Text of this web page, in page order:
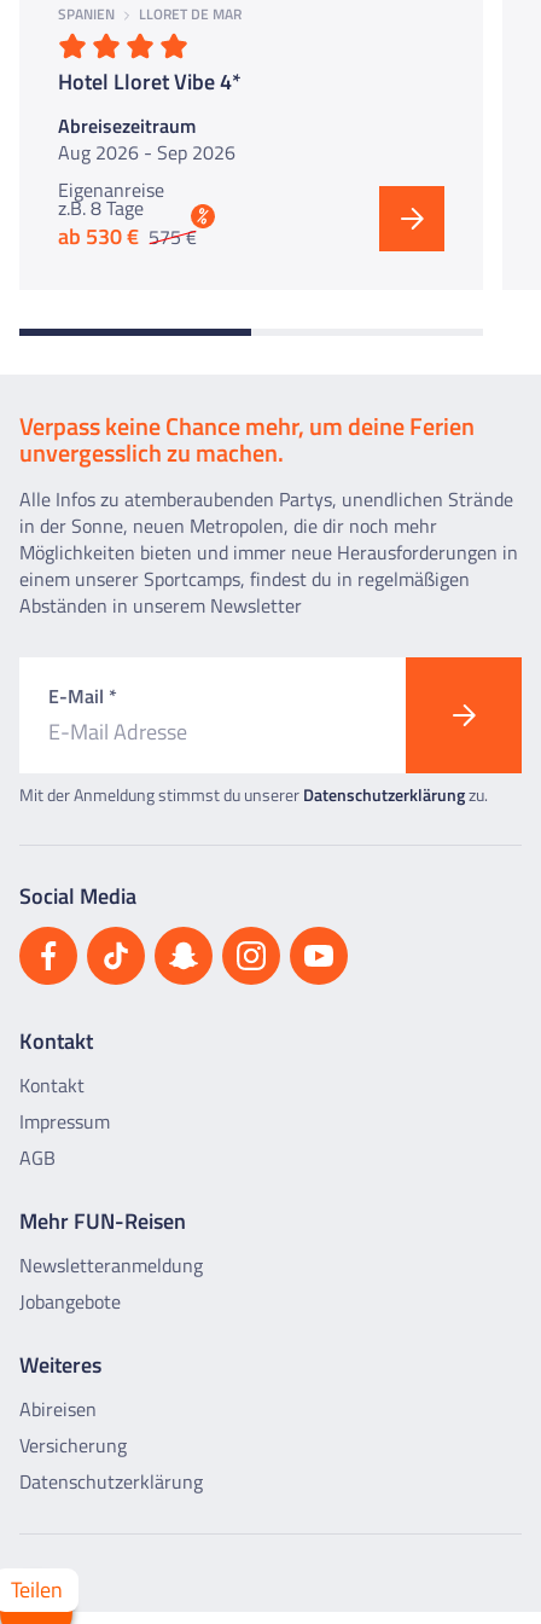
SPANIEN LLORET DE MAR
Hotel Lloret Vibe 4*
Abreisezeitraum
Aug 2026 - Sep 2026
Eigenanreise
z.B. 8 Tage
ab 530 € 575 €
%
Verpass keine Chance mehr, um deine Ferien
unvergesslich zu machen.
Alle Infos zu atemberaubenden Partys, unendlichen Strände
in der Sonne, neuen Metropolen, die dir noch mehr
Möglichkeiten bieten und immer neue Herausforderungen in
einem unserer Sportcamps, findest du in regelmäßigen
Abständen in unserem Newsletter
E-Mail *
Mit der Anmeldung stimmst du unsererDatenschutzerklärungzu.
Social Media
Kontakt
Kontakt
Impressum
AGB
Mehr FUN-Reisen
Newsletteranmeldung
Jobangebote
Weiteres
Abireisen
Versicherung
Datenschutzerklärung